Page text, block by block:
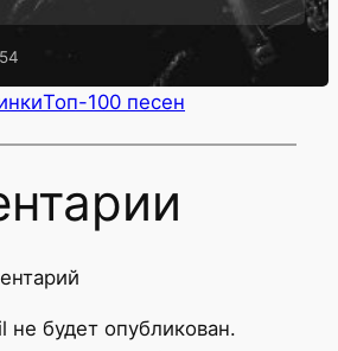
Топ-100 песен
не будет опубликован.